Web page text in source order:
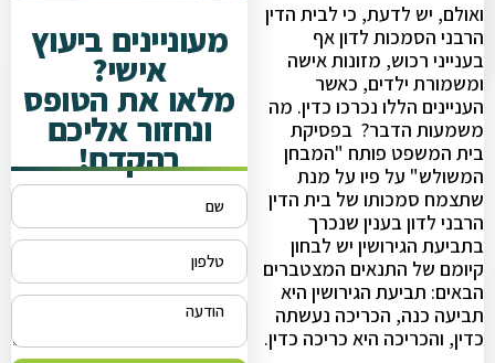
ואולם, יש לדעת, כי לבית הדין
הרבני הסמכות לדון אף
בענייני רכוש, מזונות אישה
ומשמורת ילדים, כאשר
העניינים הללו נכרכו כדין. מה
משמעות הדבר? בפסיקת
בית המשפט פותח "המבחן
המשולש" על פיו על מנת
שתצמח סמכותו של בית הדין
הרבני לדון בענין שנכרך
בתביעת הגירושין יש לבחון
קיומם של התנאים המצטברים
הבאים: תביעת הגירושין היא
תביעה כנה, הכריכה נעשתה
כדין, והכריכה היא כריכה כדין.
מעוניינים ביעוץ
אישי?
מלאו את הטופס
ונחזור אליכם
בהקדם!